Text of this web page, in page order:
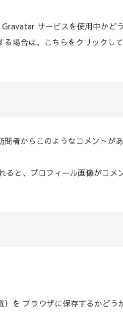
サービスを使用中かど
場合は、こちらをクリックし
者からこのようなコメントが
と、プロフィール画像がコメ
を ブラウザに保存するかどう